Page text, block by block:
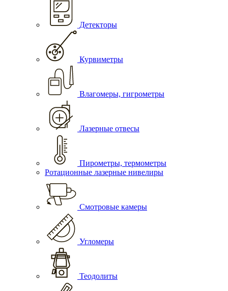
Детекторы
Курвиметры
Влагомеры, гигрометры
Лазерные отвесы
Пирометры, термометры
Ротационные лазерные нивелиры
Смотровые камеры
Угломеры
Теодолиты